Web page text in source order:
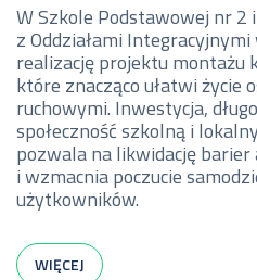
W Szkole Podstawowej nr 2
z Oddziałami
realizację projektu montażu
które znacząco ułatwi życie
ruchowymi. Inwestycja,
społeczność szkolną i
pozwala na likwidację
i wzmacnia poczucie
użytkowników.
WIĘCEJ